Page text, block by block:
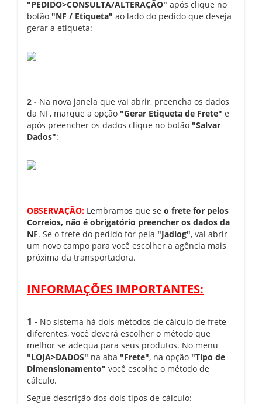
"PEDIDO>CONSULTA/ALTERAÇÃO" após clique no
botão "NF / Etiqueta" ao lado do pedido que deseja
gerar a etiqueta:
2 - Na nova janela que vai abrir, preencha os dados
da NF, marque a opção "Gerar Etiqueta de Frete" e
após preencher os dados clique no botão "Salvar
Dados":
OBSERVAÇÃO: Lembramos que se o frete for pelos
Correios, não é obrigatório preencher os dados da
NF. Se o frete do pedido for pela "Jadlog", vai abrir
um novo campo para você escolher a agência mais
próxima da transportadora.
INFORMAÇÕES IMPORTANTES:
1 - No sistema há dois métodos de cálculo de frete
diferentes, você deverá escolher o método que
melhor se adequa para seus produtos. No menu
"LOJA>DADOS" na aba "Frete", na opção "Tipo de
Dimensionamento" você escolhe o método de
cálculo.
Segue descrição dos dois tipos de cálculo: